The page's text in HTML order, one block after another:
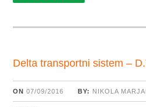
Delta transportni sistem –
ON 07/09/2016 BY: NIKOLA